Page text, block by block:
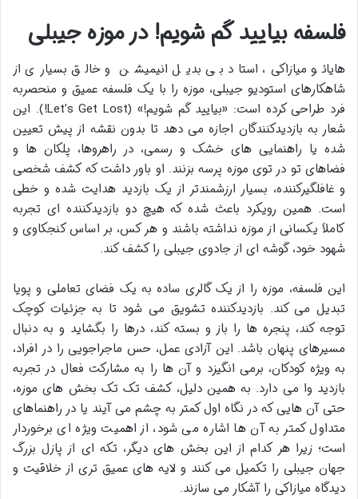
فلسفه بیایید گم شویم! در موزه جیبلی
هایائو میازاکی، استاد بی بدیل انیمیشن و خالق بسیاری از
شاهکارهای استودیو جیبلی، موزه را با یک فلسفه عمیق و منحصربه
فرد طراحی کرده است: «بیایید گم شویم!» (Let’s Get Lost!). این
شعار به بازدیدکنندگان اجازه می دهد تا بدون نقشه از پیش تعیین
شده یا راهنمایی های خشک و رسمی، در راهروها، پلکان ها و
فضاهای تو در توی موزه پرسه بزنند. او باور داشت که کشف شخصی
و غافلگیرکننده، بسیار ارزشمندتر از یک بازدید هدایت شده و خطی
است. همین رویکرد باعث شده که هیچ دو بازدیدکننده ای تجربه
کاملاً یکسانی از موزه نداشته باشند و هر کس، بر اساس کنجکاوی و
شهود خود، گوشه ای از جادوی جیبلی را کشف کند.
این فلسفه، موزه را از یک گالری ساده به یک فضای تعاملی و پویا
تبدیل می کند. بازدیدکننده تشویق می شود تا به جزئیات کوچک
توجه کند، پنجره ها را باز و بسته کند، درها را بگشاید و به دنبال
مسیرهای پنهان باشد. این آزادی عمل، حس ماجراجویی را در افراد،
به ویژه کودکان، برمی انگیزد و آن ها را به مشارکت فعال در تجربه
بازدید وا می دارد. به همین دلیل، کشف تک تک بخش های موزه،
حتی آن هایی که در نگاه اول کمتر به چشم می آیند یا در راهنماهای
متداول کمتر به آن ها اشاره می شود، از اهمیت ویژه ای برخوردار
است؛ زیرا هر کدام از این بخش های دیگر، تکه ای از پازل بزرگ
جهان جیبلی را تکمیل می کنند و لایه های عمیق تری از خلاقیت و
دیدگاه میازاکی را آشکار می سازند.